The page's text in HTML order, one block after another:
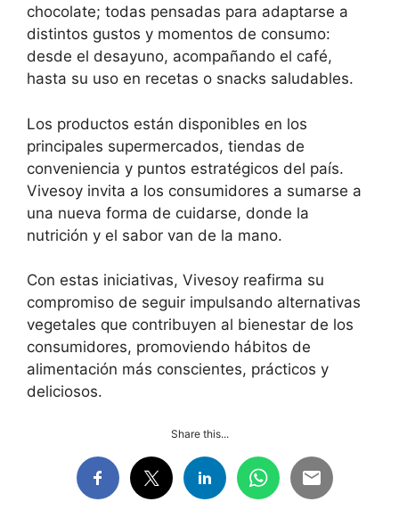
chocolate; todas pensadas para adaptarse a
distintos gustos y momentos de consumo:
desde el desayuno, acompañando el café,
hasta su uso en recetas o snacks saludables.
Los productos están disponibles en los
principales supermercados, tiendas de
conveniencia y puntos estratégicos del país.
Vivesoy invita a los consumidores a sumarse a
una nueva forma de cuidarse, donde la
nutrición y el sabor van de la mano.
Con estas iniciativas, Vivesoy reafirma su
compromiso de seguir impulsando alternativas
vegetales que contribuyen al bienestar de los
consumidores, promoviendo hábitos de
alimentación más conscientes, prácticos y
deliciosos.
Share this...